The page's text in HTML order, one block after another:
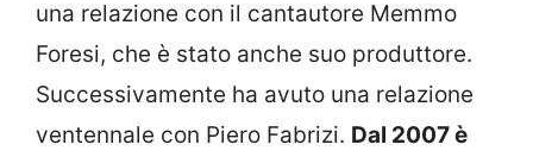
una relazione con il cantautore Memmo
Foresi, che è stato anche suo produttore.
Successivamente ha avuto una relazione
ventennale con Piero Fabrizi. Dal 2007 è